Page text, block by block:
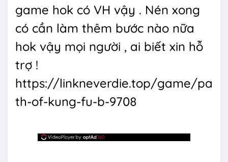
game hok có VH vậy . Nén xong
có cần làm thêm bước nào nữa
hok vậy mọi người , ai biết xin hỗ
trợ !
https://linkneverdie.top/game/pa
th-of-kung-fu-b-9708